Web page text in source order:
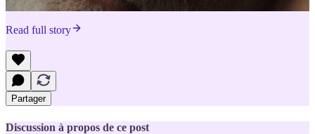
Read full story
Partager
Discussion à propos de ce post